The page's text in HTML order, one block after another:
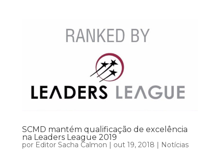
SCMD mantém qualificação de excelência
na Leaders League 2019
por Editor Sacha Calmon | out 19, 2018 | Notícias